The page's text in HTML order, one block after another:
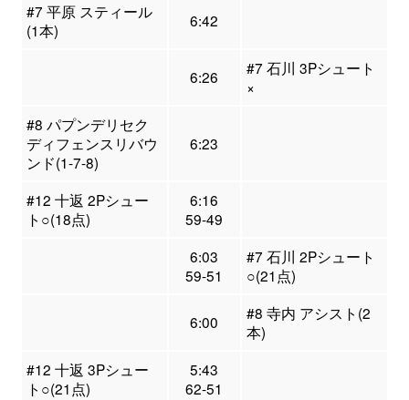
#7 平原 スティール
(1本)
6:42
6:26
#7 石川 3Pシュート
×
#8 パプンデリセク
ディフェンスリバウ
ンド(1-7-8)
6:23
#12 十返 2Pシュー
ト○(18点)
6:16
59-49
6:03
59-51
#7 石川 2Pシュート
○(21点)
6:00
#8 寺内 アシスト(2
本)
#12 十返 3Pシュー
ト○(21点)
5:43
62-51